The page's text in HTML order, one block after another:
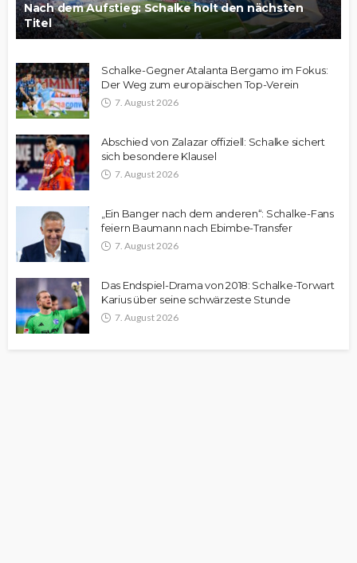
Nach dem Aufstieg: Schalke holt den nächsten
Titel
Schalke-Gegner Atalanta Bergamo im Fokus:
Der Weg zum europäischen Top-Verein
7. August 2026
Abschied von Zalazar offiziell: Schalke sichert
sich besondere Klausel
7. August 2026
„Ein Banger nach dem anderen“: Schalke-Fans
feiern Baumann nach Ebimbe-Transfer
7. August 2026
Das Endspiel-Drama von 2018: Schalke-Torwart
Karius über seine schwärzeste Stunde
7. August 2026